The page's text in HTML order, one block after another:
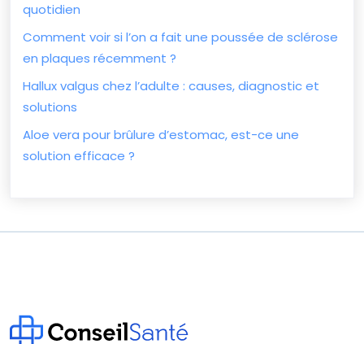
quotidien
Comment voir si l’on a fait une poussée de sclérose
en plaques récemment ?
Hallux valgus chez l’adulte : causes, diagnostic et
solutions
Aloe vera pour brûlure d’estomac, est-ce une
solution efficace ?